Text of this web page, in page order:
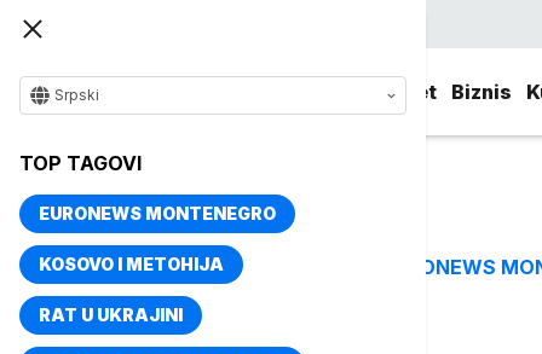
Svet Biznis
Srpski
TOP TAGOVI
EURONEWS MONTENEGRO
KOSOVO I METOHIJA
RAT U UKRAJINI
TOP TAGOVI EURONEWS
Naslovna Srbija